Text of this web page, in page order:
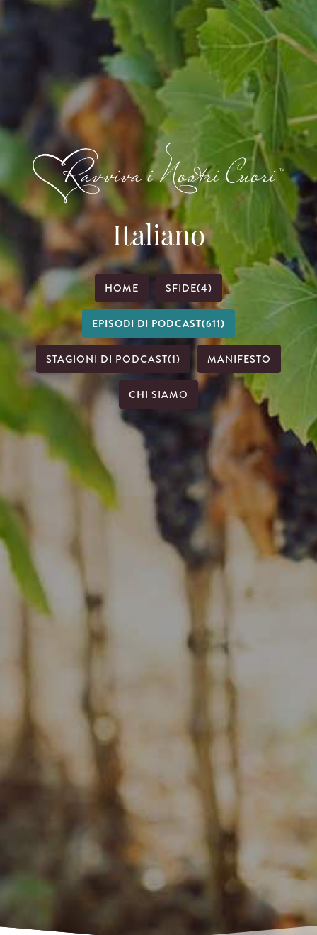
Italiano
HOME SFIDE(4)
EPISODI DI PODCAST(611)
STAGIONI DI PODCAST(1) MANIFESTO
CHI SIAMO